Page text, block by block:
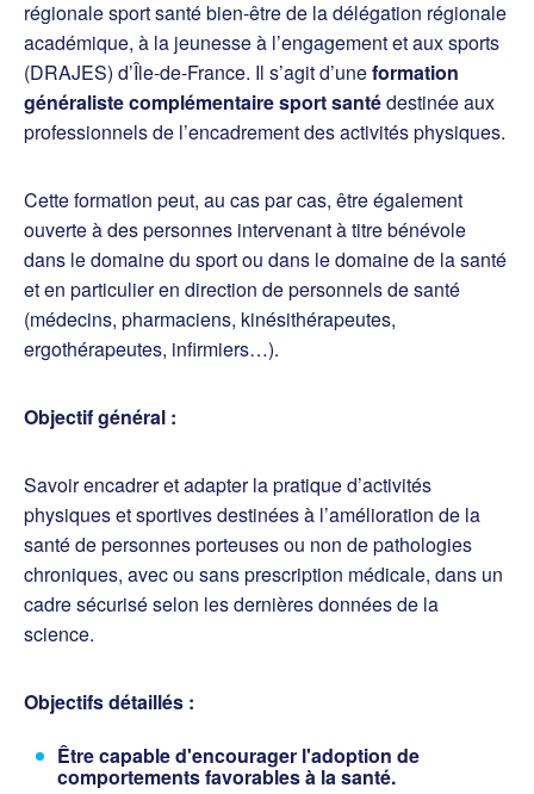
régionale sport santé bien-être de la délégation régionale
académique, à la jeunesse à l’engagement et aux sports
(DRAJES) d’Île-de-France. Il s’agit d’uneformation
généraliste complémentaire sport santédestinée aux
professionnels de l’encadrement des activités physiques.
Cette formation peut, au cas par cas, être également
ouverte à des personnes intervenant à titre bénévole
dans le domaine du sport ou dans le domaine de la santé
et en particulier en direction de personnels de santé
(médecins, pharmaciens, kinésithérapeutes,
ergothérapeutes, infirmiers…).
Objectif général :
Savoir encadrer et adapter la pratique d’activités
physiques et sportives destinées à l’amélioration de la
santé de personnes porteuses ou non de pathologies
chroniques, avec ou sans prescription médicale, dans un
cadre sécurisé selon les dernières données de la
science.
Objectifs détaillés :
Être capable d'encourager l'adoption de
comportements favorables à la santé.